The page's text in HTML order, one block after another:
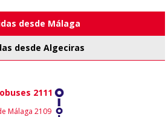
desde Málaga
desde Algeciras
2111
Málaga 2109